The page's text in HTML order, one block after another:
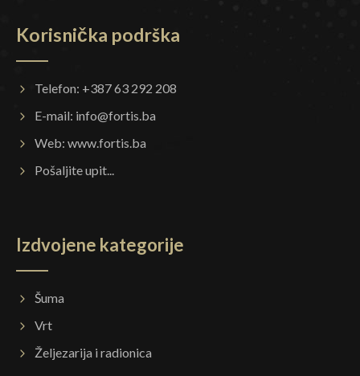
Korisnička podrška
Telefon: +387 63 292 208
E-mail: info@fortis.ba
Web: www.fortis.ba
Pošaljite upit...
Izdvojene kategorije
Šuma
Vrt
Željezarija i radionica